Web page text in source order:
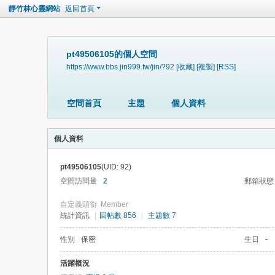
靜竹林心靈網站 返回首頁
pt49506105的個人空間
https://www.bbs.jin999.tw/jin/?92 [收藏] [複製] [RSS]
空間首頁 主題 個人資料
個人資料
pt49506105(UID: 92)
空間訪問量
2 郵箱狀態
自定義頭銜 Member
統計資訊
回帖數 856 主題數 7
性別 保密 生日 -
活躍概況